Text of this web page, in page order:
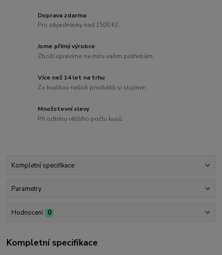
Doprava zdarma
Pro objednávky nad 1500 Kč.
Jsme přímý výrobce
Zboží upravíme na míru vašim potřebám.
Více než 14 let na trhu
Za kvalitou našich produktů si stojíme.
Množstevní slevy
Při odběru většího počtu kusů.
Kompletní specifikace
Parametry
Hodnocení 0
Kompletní specifikace